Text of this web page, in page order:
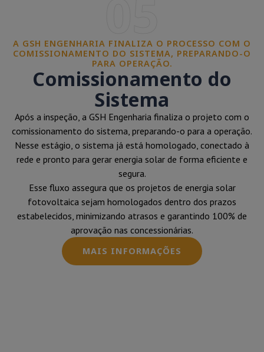
A GSH ENGENHARIA FINALIZA O PROCESSO COM O
COMISSIONAMENTO DO SISTEMA, PREPARANDO-O
PARA OPERAÇÃO.
Comissionamento do
Sistema
Após a inspeção, a GSH Engenharia finaliza o projeto com o
comissionamento do sistema, preparando-o para a operação.
Nesse estágio, o sistema já está homologado, conectado à
rede e pronto para gerar energia solar de forma eficiente e
segura.
Esse fluxo assegura que os projetos de energia solar
fotovoltaica sejam homologados dentro dos prazos
estabelecidos, minimizando atrasos e garantindo 100% de
aprovação nas concessionárias.
MAIS INFORMAÇÕES